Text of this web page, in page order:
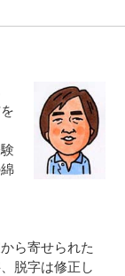
ら寄せられた
脱字は修正し